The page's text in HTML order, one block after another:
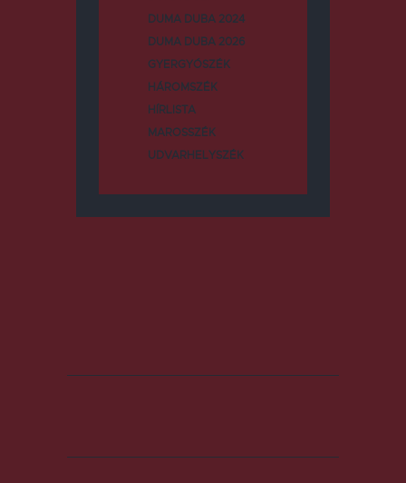
DUMA DUBA 2024
DUMA DUBA 2026
GYERGYÓSZÉK
HÁROMSZÉK
HÍRLISTA
MAROSSZÉK
UDVARHELYSZÉK